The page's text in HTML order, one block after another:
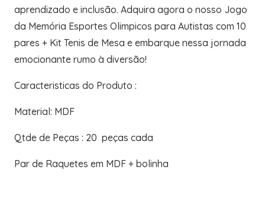
aprendizado e inclusão. Adquira agora o nosso Jogo
da Memória Esportes Olimpicos para Autistas com 10
pares + Kit Tenis de Mesa e embarque nessa jornada
emocionante rumo à diversão!
Caracteristicas do Produto :
Material: MDF
Qtde de Peças : 20 peças cada
Par de Raquetes em MDF + bolinha